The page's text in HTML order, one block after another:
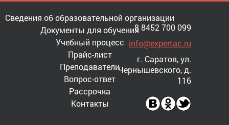
Сведения об образовательной организации
Документы для обучения
Учебный процесс
Прайс-лист
Преподаватели
Вопрос-ответ
Рассрочка
Контакты
8 8452 700 099
info@expertac.ru
г. Саратов, ул.
Чернышевского, д.
116